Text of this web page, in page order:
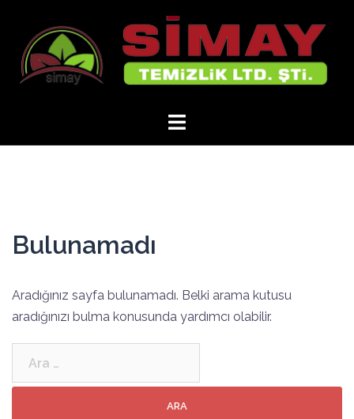
Bulunamadı
Aradığınız sayfa bulunamadı. Belki arama kutusu
aradığınızı bulma konusunda yardımcı olabilir.